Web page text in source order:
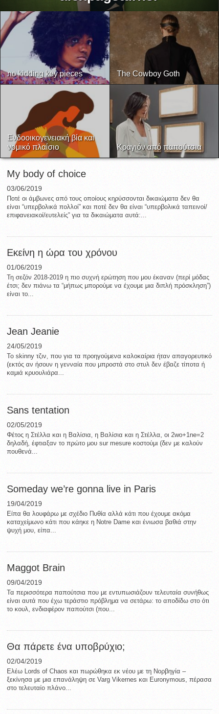
no kidding key pieces The Cowboy Goth
Ενδοοικογενειακή βία και
νομικό πλαίσιο
Κραγιόν από παπούτσια
My body of choice
03/06/2019
Ποτέ οι άμβωνες από τους οποίους κηρύσσονται δικαιώματα δεν θα
είναι “υπερβολικά πολλοί” και ποτέ δεν θα είναι “υπερβολικά ταπεινοί/
επιφανειακοί/ευτελείς” για τα δικαιώματα αυτά:...
Εκείνη η ώρα του χρόνου
01/06/2019
Τη σεζόν 2018-2019 η πιο συχνή ερώτηση που μου έκαναν (περί μόδας
έτσι; δεν πιάνω τα “μήπως μπορούμε να έχουμε μια διπλή πρόσκληση”)
είναι το...
Jean Jeanie
24/05/2019
Το skinny τζιν, που για τα προηγούμενα καλοκαίρια ήταν απαγορευτικό
(εκτός αν ήσουν η γενναία που μπροστά στο στυλ δεν έβαζε τίποτα ή
καμιά κρυουλιάρα...
Sans tentation
02/05/2019
Φέτος η Στέλλα και η Βαλίσια, η Βαλίσια και η Στέλλα, οι 2wo+1ne=2
δηλαδή, έφτιαξαν το πρώτο μου sur mesure κοστούμι (δεν με καλούν
πουθενά...
Someday we’re gonna live in Paris
19/04/2019
Είπα θα λουφάρω με σχέδιο Πυθία αλλά κάτι που έχουμε ακόμα
καταχείμωνο κάτι που κάηκε η Notre Dame και ένιωσα βαθιά στην
ψυχή μου, είπα...
Maggot Brain
09/04/2019
Τα περισσότερα παπούτσια που με εντυπωσιάζουν τελευταία συνήθως
είναι αυτά που έχω τεράστιο πρόβλημα να σετάρω: το αποδίδω στο ότι
το κουλ, ενδιαφέρον παπούτσι (που...
Θα πάρετε ένα υποβρύχιο;
02/04/2019
Ελέω Lords of Chaos και πωρώθηκα εκ νέου με τη Νορβηγία –
ξεκίνησα με μια επανάληψη σε Varg Vikernes και Euronymous, πέρασα
στο τελευταίο πλάνο...